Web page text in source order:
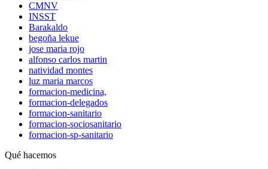
CMNV
INSST
Barakaldo
begoña lekue
jose maria rojo
alfonso carlos martin
natividad montes
luz maria marcos
formacion-medicina,
formacion-delegados
formacion-sanitario
formacion-sociosanitario
formacion-sp-sanitario
Qué hacemos